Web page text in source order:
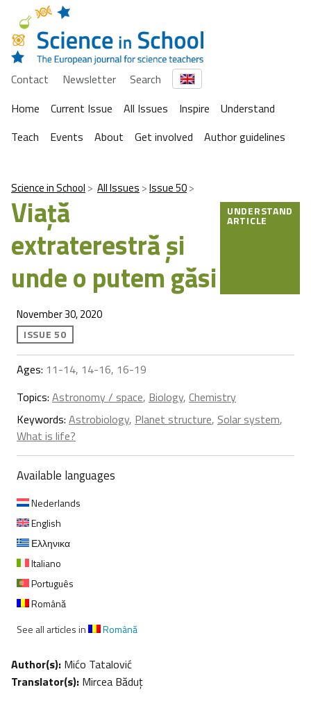
Contact Newsletter
Search
Home
Current Issue All Issues Inspire
Understand
Teach
Events About Get involved Author guidelines
Science in School All Issues Issue 50
Viaţă
extraterestră şi
unde o putem găsi
UNDERSTAND
ARTICLE
November 30, 2020
ISSUE 50
Ages: 11-14, 14-16, 16-19
Topics: Astronomy / space, Biology, Chemistry
Keywords: Astrobiology, Planet structure, Solar system,
What is life?
Available languages
Nederlands
English
Ελληνικα
Italiano
Português
Română
See all articles in
Română
Author(s): Mićo Tatalović
Translator(s): Mircea Băduţ